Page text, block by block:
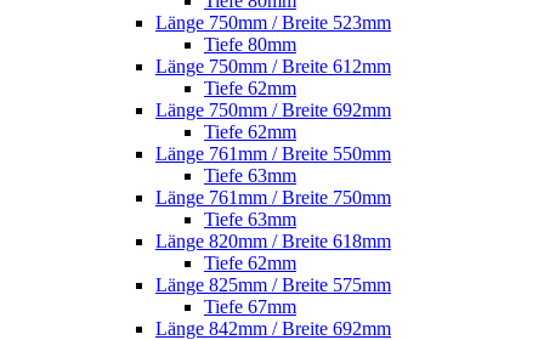
Länge 750mm / Breite 523mm
Tiefe 80mm
Länge 750mm / Breite 612mm
Tiefe 62mm
Länge 750mm / Breite 692mm
Tiefe 62mm
Länge 761mm / Breite 550mm
Tiefe 63mm
Länge 761mm / Breite 750mm
Tiefe 63mm
Länge 820mm / Breite 618mm
Tiefe 62mm
Länge 825mm / Breite 575mm
Tiefe 67mm
Länge 842mm / Breite 692mm